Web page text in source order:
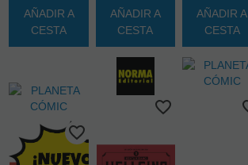
AÑADIR A
CESTA
AÑADIR A
CESTA
AÑADIR A
CESTA